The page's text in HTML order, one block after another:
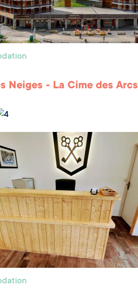
Neiges - La Cime des Arcs